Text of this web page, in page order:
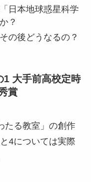
日本地球惑星科学
？
の後どうなるの？
1 大手前高校定時
賞
たる教室」の創作
4については実際